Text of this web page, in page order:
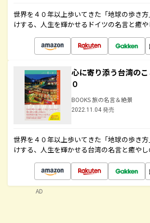
世界を４０年以上歩いてきた「地球の歩き
けする、人生を輝かせるドイツの名言と癒
心に寄り添う台湾の
０
BOOKS 旅の名言＆絶景
2022.11.04 発売
世界を４０年以上歩いてきた「地球の歩き
けする、人生を輝かせる台湾の名言と癒や
AD